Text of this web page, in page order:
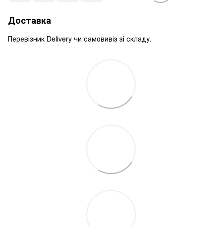
Доставка
Перевізник Delivery чи самовивіз зі складу.